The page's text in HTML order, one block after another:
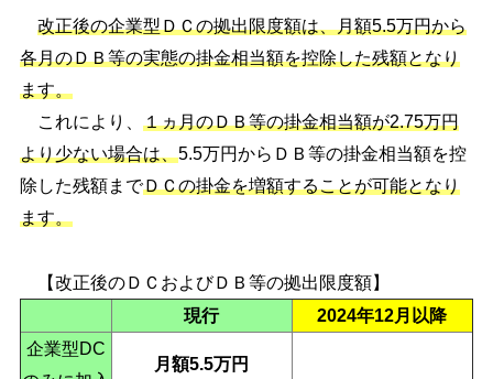
改正後の企業型ＤＣの拠出限度額は、月額5.5万円から
各月のＤＢ等の実態の掛金相当額を控除した残額となり
ます。
これにより、１ヵ月のＤＢ等の掛金相当額が2.75万円
より少ない場合は、5.5万円からＤＢ等の掛金相当額を控
除した残額までＤＣの掛金を増額することが可能となり
ます。
【改正後のＤＣおよびＤＢ等の拠出限度額】
現行
2024年12月以降
企業型DC
月額5.5万円